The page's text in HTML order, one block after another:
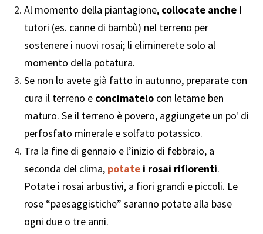
Al momento della piantagione, collocate anche i
tutori (es. canne di bambù) nel terreno per
sostenere i nuovi rosai; li eliminerete solo al
momento della potatura.
Se non lo avete già fatto in autunno, preparate con
cura il terreno e concimatelo con letame ben
maturo. Se il terreno è povero, aggiungete un po' di
perfosfato minerale e solfato potassico.
Tra la fine di gennaio e l’inizio di febbraio, a
seconda del clima, potate i rosai rifiorenti.
Potate i rosai arbustivi, a fiori grandi e piccoli. Le
rose “paesaggistiche” saranno potate alla base
ogni due o tre anni.